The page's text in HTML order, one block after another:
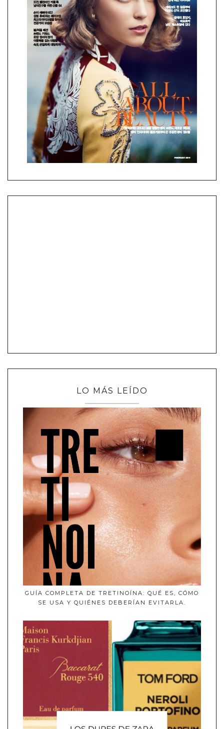
LO MÁS LEÍDO
GUÍA COMPLETA DE TRETINOÍNA: QUÉ ES, CÓMO
SE USA Y QUIÉNES DEBERÍAN EVITARLA.